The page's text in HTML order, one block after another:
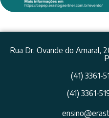
Rua Dr. Ovande do Amaral,
(41) 3361-
(41) 3361-